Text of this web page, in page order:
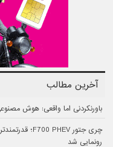
آخرین مطالب
باورنکردنی اما واقعی: هوش
رونمایی شد